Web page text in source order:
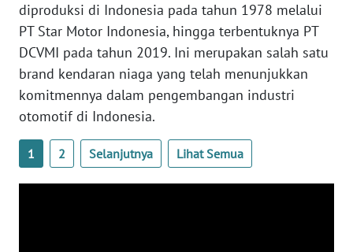
diproduksi di Indonesia pada tahun 1978 melalui
PT Star Motor Indonesia, hingga terbentuknya PT
DCVMI pada tahun 2019. Ini merupakan salah satu
brand kendaran niaga yang telah menunjukkan
komitmennya dalam pengembangan industri
otomotif di Indonesia.
1 2 Selanjutnya Lihat Semua
WN
WN
SULTENG
WN
SULBAR